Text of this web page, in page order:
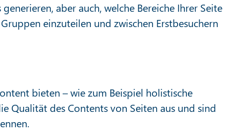
aber auch, welche Bereiche Ihrer Seite
einzuteilen und zwischen Erstbesuchern
bieten – wie zum Beispiel holistische
Qualität des Contents von Seiten aus und sind